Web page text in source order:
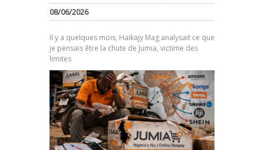
08/06/2026
Il y a quelques mois, Haikajy Mag analysait ce que
je pensais être la chute de Jumia, victime des
limites